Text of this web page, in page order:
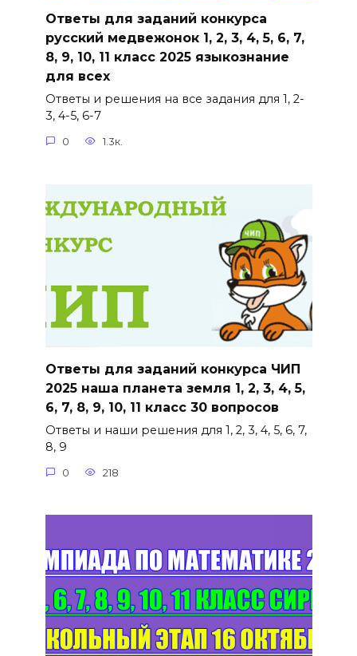
Ответы для заданий конкурса
русский медвежонок 1, 2, 3, 4, 5, 6, 7,
8, 9, 10, 11 класс 2025 языкознание
для всех
Ответы и решения на все задания для 1, 2-
3, 4-5, 6-7
0 1.3к.
Ответы для заданий конкурса ЧИП
2025 наша планета земля 1, 2, 3, 4, 5,
6, 7, 8, 9, 10, 11 класс 30 вопросов
Ответы и наши решения для 1, 2, 3, 4, 5, 6, 7,
8, 9
0 218